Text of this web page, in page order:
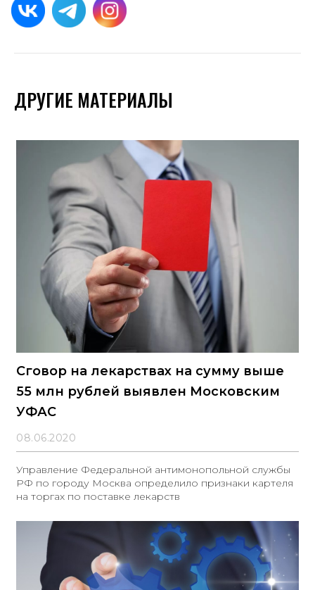
ДРУГИЕ МАТЕРИАЛЫ
Сговор на лекарствах на сумму выше
55 млн рублей выявлен Московским
УФАС
08.06.2020
Управление Федеральной антимонопольной службы
РФ по городу Москва определило признаки картеля
на торгах по поставке лекарств